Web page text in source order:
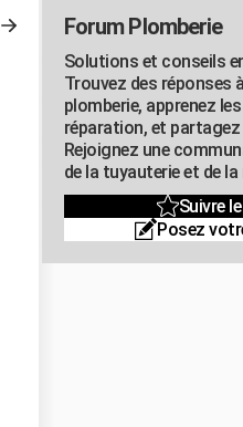
Forum Plomberie
Solutions et conseils
Trouvez des réponses
plomberie, apprenez
réparation, et partagez
Rejoignez une
de la tuyauterie et de
Suivre
Posez